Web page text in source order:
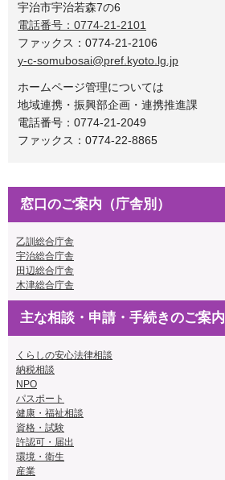
宇治市宇治若森7の6
電話番号：0774-21-2101
ファックス：0774-21-2106
y-c-somubosai@pref.kyoto.lg.jp
ホームページ管理については
地域連携・振興部企画・連携推進課
電話番号：0774-21-2049
ファックス：0774-22-8865
窓口のご案内（庁舎別）
乙訓総合庁舎
宇治総合庁舎
田辺総合庁舎
木津総合庁舎
主な相談・申請・手続きのご案内
くらしの安心法律相談
納税相談
NPO
パスポート
健康・福祉相談
資格・試験
許認可・届出
環境・衛生
産業